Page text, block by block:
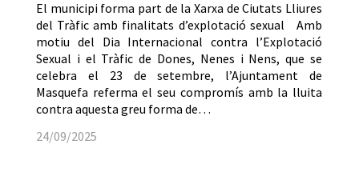
El municipi forma part de la Xarxa de Ciutats Lliures
del Tràfic amb finalitats d’explotació sexual Amb
motiu del Dia Internacional contra l’Explotació
Sexual i el Tràfic de Dones, Nenes i Nens, que se
celebra el 23 de setembre, l’Ajuntament de
Masquefa referma el seu compromís amb la lluita
contra aquesta greu forma de…
24/09/2025